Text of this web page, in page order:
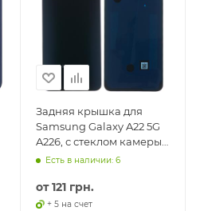
Задняя крышка для
Samsung Galaxy A22 5G
A226, с стеклом камеры,
оригинал PRC
Есть в наличии: 6
от121 грн.
+ 5 на счет